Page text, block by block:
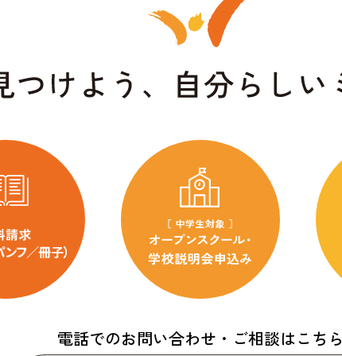
電話でのお問い合わせ・ご相談はこちら